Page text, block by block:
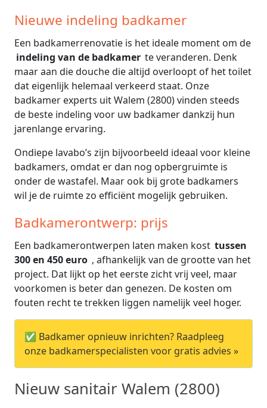
Nieuwe indeling badkamer
Een badkamerrenovatie is het ideale moment om de
indeling van de badkamer te veranderen. Denk
maar aan die douche die altijd overloopt of het toilet
dat eigenlijk helemaal verkeerd staat. Onze
badkamer experts uit Walem (2800) vinden steeds
de beste indeling voor uw badkamer dankzij hun
jarenlange ervaring.
Ondiepe lavabo’s zijn bijvoorbeeld ideaal voor kleine
badkamers, omdat er dan nog opbergruimte is
onder de wastafel. Maar ook bij grote badkamers
wil je de ruimte zo efficiënt mogelijk gebruiken.
Badkamerontwerp: prijs
Een badkamerontwerpen laten maken kost tussen
300 en 450 euro , afhankelijk van de grootte van het
project. Dat lijkt op het eerste zicht vrij veel, maar
voorkomen is beter dan genezen. De kosten om
fouten recht te trekken liggen namelijk veel hoger.
✅ Badkamer opnieuw inrichten? Raadpleeg
onze badkamerspecialisten voor gratis advies »
Nieuw sanitair Walem (2800)